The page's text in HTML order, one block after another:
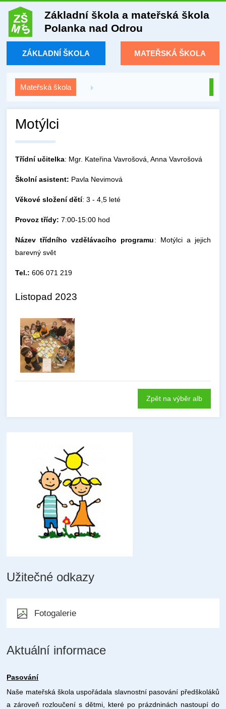
Základní škola a mateřská škola
Polanka nad Odrou
ZÁKLADNÍ ŠKOLA MATEŘSKÁ ŠKOLA
Mateřská škola
Motýlci
Třídní učitelka: Mgr. Kateřina Vavrošová, Anna Vavrošová
Školní asistent: Pavla Nevimová
Věkové složení dětí: 3 - 4,5 leté
Provoz třídy: 7:00-15:00 hod
Název třídního vzdělávacího programu: Motýlci a jejich
barevný svět
Tel.: 606 071 219
Listopad 2023
Zpět na výběr alb
Užitečné odkazy
Fotogalerie
Aktuální informace
Pasování
Naše mateřská škola uspořádala slavnostní pasování předškoláků
a zároveň rozloučení s dětmi, které po prázdninách nastoupí do